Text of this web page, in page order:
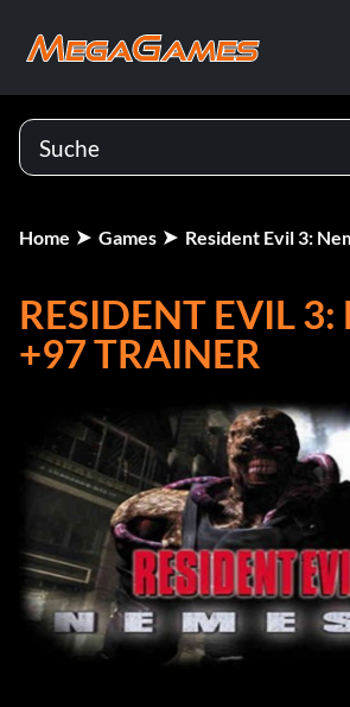
Home Games Resident Evil 3:
RESIDENT EVIL 3:
+97 TRAINER